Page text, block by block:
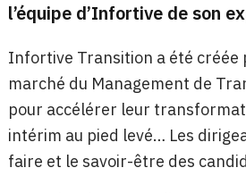
l’équipe d’Infortive de son
Infortive Transition a été créée
marché du Management de
pour accélérer leur
intérim au pied levé… Les
faire et le savoir-être des